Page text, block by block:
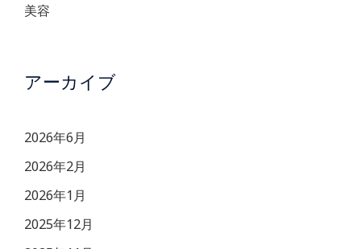
美容
アーカイブ
2026年6月
2026年2月
2026年1月
2025年12月